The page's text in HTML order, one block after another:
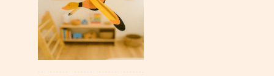
multiple
variants.
The
options